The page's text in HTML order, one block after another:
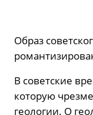
Образ
В советские
которую
геологии. О